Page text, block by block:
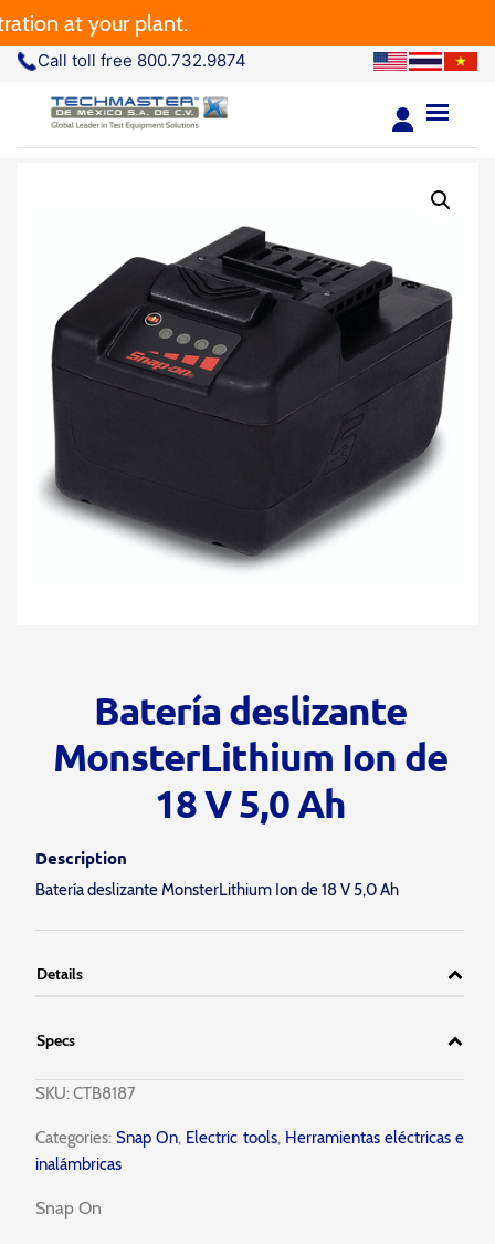
at your plant.
Call toll free 800.732.9874
Batería deslizante
MonsterLithium Ion de
18 V 5,0 Ah
Description
Batería deslizante MonsterLithium Ion de 18 V 5,0 Ah
Details
Specs
SKU:CTB8187
Categories:Snap On, Electric tools, Herramientas eléctricas e
inalámbricas
Snap On